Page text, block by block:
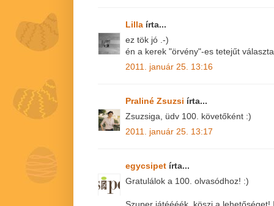
Lilla írta...
ez tök jó .-)
én a kerek "örvény"-es tetejűt
2011. január 25. 13:16
Praliné Zsuzsi írta...
Zsuzsiga, üdv 100. követőként :)
2011. január 25. 13:17
egycsipet írta...
Gratulálok a 100. olvasódhoz! :)